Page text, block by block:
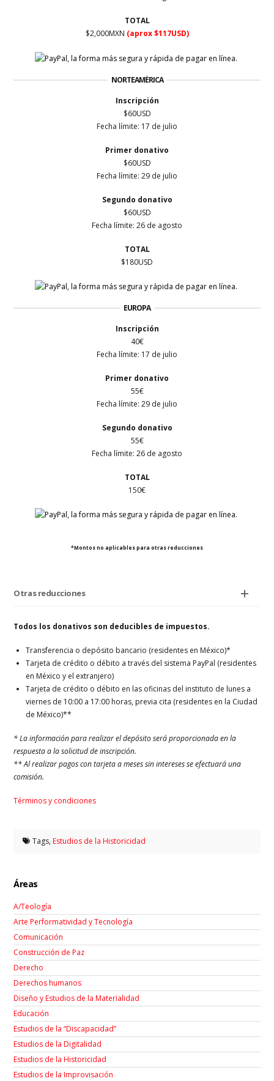
TOTAL
$2,000MXN (aprox $117USD)
NORTEAMÉRICA
Inscripción
$60USD
Fecha límite: 17 de julio
Primer donativo
$60USD
Fecha límite: 29 de julio
Segundo donativo
$60USD
Fecha límite: 26 de agosto
TOTAL
$180USD
EUROPA
Inscripción
40€
Fecha límite: 17 de julio
Primer donativo
55€
Fecha límite: 29 de julio
Segundo donativo
55€
Fecha límite: 26 de agosto
TOTAL
150€
*Montos no aplicables para otras reducciones
Otras reducciones
Todos los donativos son deducibles de impuestos.
Transferencia o depósito bancario (residentes en México)*
Tarjeta de crédito o débito a través del sistema PayPal (residentes
en México y el extranjero)
Tarjeta de crédito o débito en las oficinas del instituto de lunes a
viernes de 10:00 a 17:00 horas, previa cita (residentes en la Ciudad
de México)**
* La información para realizar el depósito será proporcionada en la
respuesta a la solicitud de inscripción.
** Al realizar pagos con tarjeta a meses sin intereses se efectuará una
comisión.
Términos y condiciones
Tags,Estudios de la Historicidad
Áreas
A/Teología
Arte Performatividad y Tecnología
Comunicación
Construcción de Paz
Derecho
Derechos humanos
Diseño y Estudios de la Materialidad
Educación
Estudios de la “Discapacidad”
Estudios de la Digitalidad
Estudios de la Historicidad
Estudios de la Improvisación